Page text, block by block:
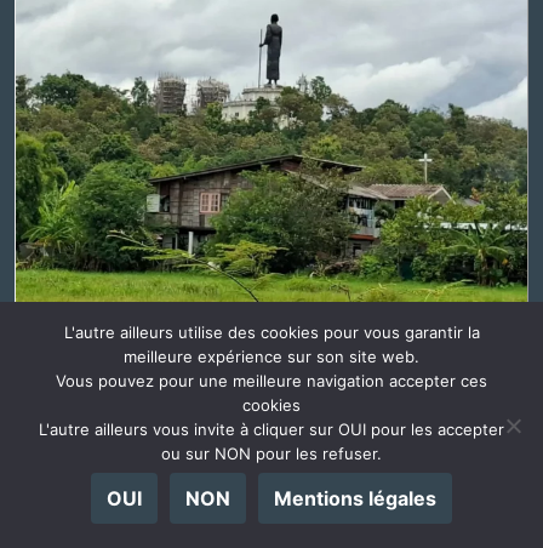
Plus de photos... La suite sur Instagram
RADIO @ILLEURS
l'Autre Ailleurs s'écoute également en podcast
L'autre ailleurs utilise des cookies pour vous garantir la
meilleure expérience sur son site web.
Vous pouvez pour une meilleure navigation accepter ces
cookies
L'autre ailleurs vous invite à cliquer sur OUI pour les accepter
ou sur NON pour les refuser.
OUI NON Mentions légales